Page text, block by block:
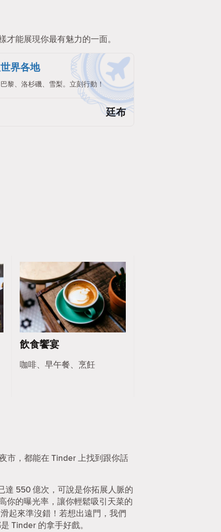
能展現你最有魅力的一面。
界各地
黎、洛杉磯、雪梨。立刻行動！
廷布
飲食饗宴
咖啡、早午餐、烹飪
市，都能在 Tinder 上找到跟你話
達 550 億次，可說是你拓展人脈的
你的曝光率，讓你輕鬆吸引天菜的
起來準沒錯！若想出遠門，我們
Tinder 的拿手好戲。